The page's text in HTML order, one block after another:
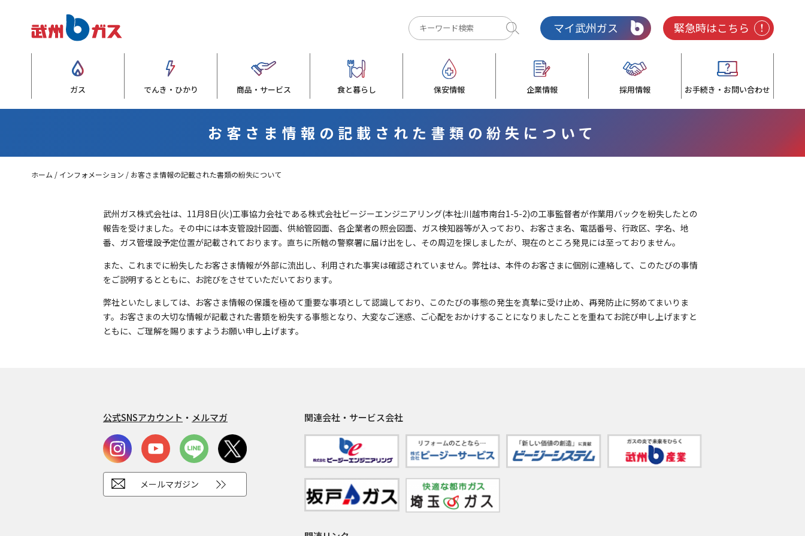
マイ武州ガス 緊急時はこちら
ガス でんき・ひかり 商品・サービス 食と暮らし 保安情報 企業情報 採用情報 お手続き・お問い合わせ
お客さま情報の記載された書類の紛失について
ホーム インフォメーション お客さま情報の記載された書類の紛失について
武州ガス株式会社は、11月8日(火)工事協力会社である株式会社ビージーエンジニアリング(本社:川越市南台1-5-2)の工事監督者が作業用バックを紛失したとの
報告を受けました。その中には本支管設計図面、供給管図面、各企業者の照会図面、ガス検知器等が入っており、お客さま名、電話番号、行政区、字名、地
番、ガス管埋設予定位置が記載されております。直ちに所轄の警察署に届け出をし、その周辺を探しましたが、現在のところ発見には至っておりません。
また、これまでに紛失したお客さま情報が外部に流出し、利用された事実は確認されていません。弊社は、本件のお客さまに個別に連絡して、このたびの事情
をご説明するとともに、お詫びをさせていただいております。
弊社といたしましては、お客さま情報の保護を極めて重要な事項として認識しており、このたびの事態の発生を真摯に受け止め、再発防止に努めてまいりま
す。お客さまの大切な情報が記載された書類を紛失する事態となり、大変なご迷惑、ご心配をおかけすることになりましたことを重ねてお詫び申し上げますと
ともに、ご理解を賜りますようお願い申し上げます。
公式SNSアカウント ・ メルマガ
メールマガジン
関連会社・サービス会社